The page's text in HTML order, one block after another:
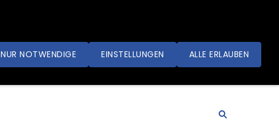
NUR NOTWENDIGE EINSTELLUNGEN ALLE ERLAUBEN